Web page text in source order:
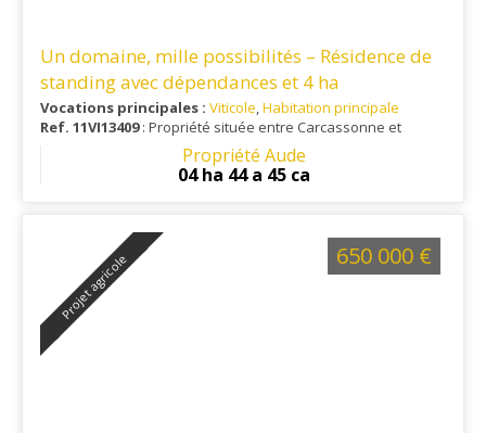
Un domaine, mille possibilités – Résidence de
standing avec dépendances et 4 ha
Vocations principales : Viticole,Habitation principale
Ref. 11VI13409: Propriété située entre Carcassonne et
Limoux, à 1 heure du littoral et à 25 minutes d'un aéroport
Propriété Aude
04 ha 44 a 45 ca
Projet agricole 650 000 €